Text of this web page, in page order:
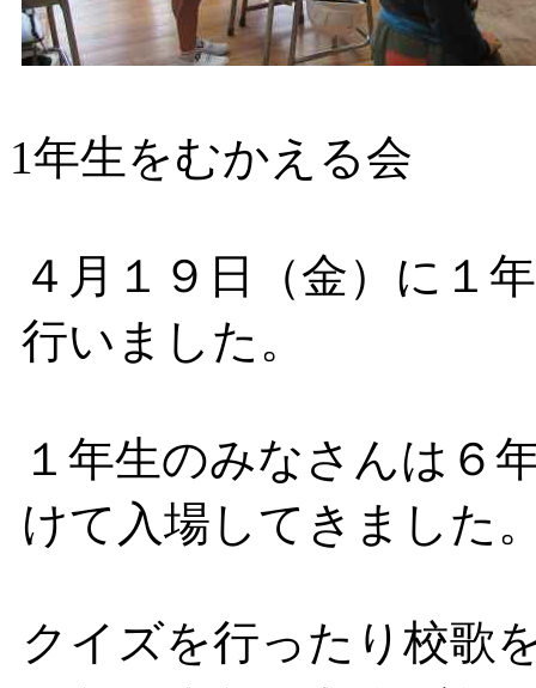
1年生をむかえる会
４月１９日（金）に１
行いました。
１年生のみなさんは６
けて入場してきました
クイズを行ったり校歌